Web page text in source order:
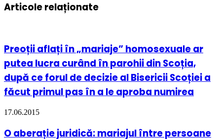
Articole relaționate
Preoții aflați în „mariaje” homosexuale ar
putea lucra curând în parohii din Scoția,
după ce forul de decizie al Bisericii Scoției a
făcut primul pas în a le aproba numirea
17.06.2015
O aberație juridică: mariajul între persoane